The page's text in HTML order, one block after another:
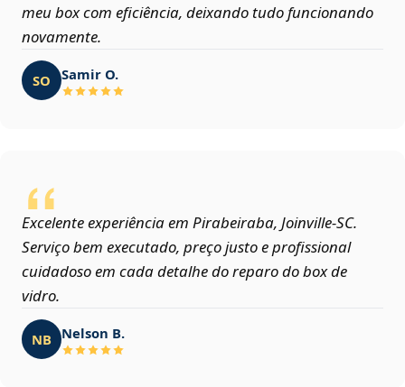
meu box com eficiência, deixando tudo funcionando
novamente.
SO Samir O.
Excelente experiência em Pirabeiraba, Joinville‑SC.
Serviço bem executado, preço justo e profissional
cuidadoso em cada detalhe do reparo do box de
vidro.
NB Nelson B.